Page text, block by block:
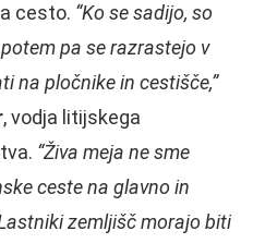
cesto. “Ko se sadijo, so
pa se razrastejo v
na pločnike in cestišče,”
, vodja litijskega
“Živa meja ne sme
ceste na glavno in
zemljišč morajo biti